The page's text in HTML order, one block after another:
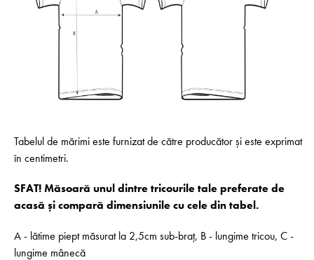
Tabelul de mărimi este furnizat de către producător și este exprimat
în centimetri.
SFAT! Măsoară unul dintre tricourile tale preferate de
acasă și compară dimensiunile cu cele din tabel.
A - lătime piept măsurat la 2,5cm sub-braț, B - lungime tricou, C -
lungime mânecă